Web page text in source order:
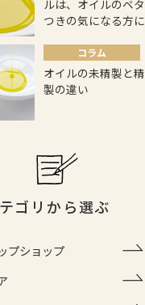
ルは、オイルのベタ
つきの気になる方に
コラム
オイルの未精製と精
製の違い
ゴリから選ぶ
プショップ